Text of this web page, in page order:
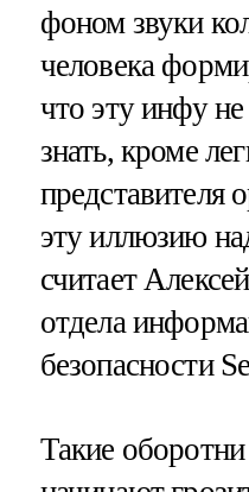
фоном звуки
человека
что эту инфу
знать, кроме
представителя
эту иллюзию
считает
отдела
безопасности
Такие